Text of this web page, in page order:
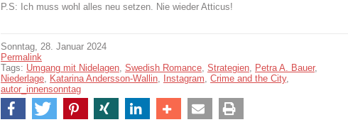
P.S: Ich muss wohl alles neu setzen. Nie wieder Atticus!
Sonntag, 28. Januar 2024
Permalink
Tags: Umgang mit Nidelagen Swedish Romance Strategien Petra A. Bauer,
Niederlage
Katarina Andersson-Wallin Instagram Crime and the City,
autor_innensonntag